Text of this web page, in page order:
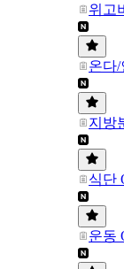
위고
온다
지방
식단
운동